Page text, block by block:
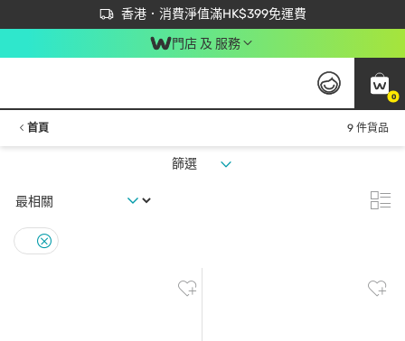
香港．消費淨值滿HK$399免運費
立即成為易賞錢會員盡享獨家優惠
首次APP下單買滿$450 輸入 NEWAPP 即減$50
門店 及 服務
0
首頁 9 件貨品
篩選